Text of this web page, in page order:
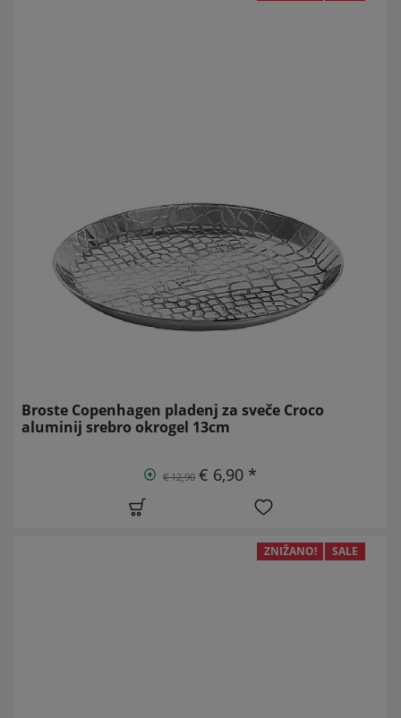
Broste Copenhagen pladenj za sveče Croco
aluminij srebro okrogel 13cm
€ 12,90 € 6,90 *
ZNIŽANO! SALE